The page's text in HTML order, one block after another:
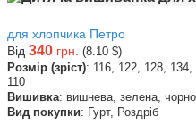
для хлопчика Петро
Від 340 грн. (8.10 $)
Розмір (зріст): 116, 122, 128,
110
Вишивка: вишнева, зелена, чорно
Вид покупки: Гурт, Роздріб